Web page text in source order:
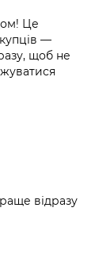
Це
—
щоб не
відразу